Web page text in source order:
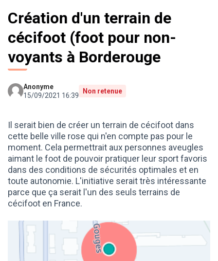
Création d'un terrain de
cécifoot (foot pour non-
voyants à Borderouge
Anonyme
15/09/2021 16:39
Non retenue
Il serait bien de créer un terrain de cécifoot dans
cette belle ville rose qui n'en compte pas pour le
moment. Cela permettrait aux personnes aveugles
aimant le foot de pouvoir pratiquer leur sport favoris
dans des conditions de sécurités optimales et en
toute autonomie. L'initiative serait très intéressante
parce que ça serait l'un des seuls terrains de
cécifoot en France.